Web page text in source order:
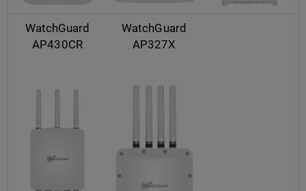
WatchGuard
AP430CR
WatchGuard
AP327X